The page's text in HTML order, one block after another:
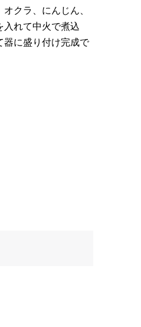
クラ、にんじん、
入れて中火で煮込
器に盛り付け完成で